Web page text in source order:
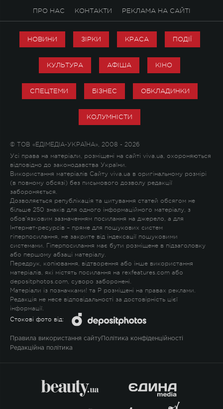
ПРО НАС КОНТАКТИ РЕКЛАМА НА САЙТІ
НОВИНИ ЗІРКИ КРАСА ПОДІЇ
КУЛЬТУРА АФІША КІНО
СПЕЦТЕМИ БІЗНЕС ОБКЛАДИНКИ
КОЛУМНІСТИ
© ТОВ «ЕДІМЕДІА-УКРАЇНА», 2008 - 2026
Усі права на матеріали, розміщені на сайті viva.ua, охороняються
відповідно до законодавства України.
Використання матеріалів Сайту viva.ua в оригінальному розмірі
(в повному обсязі) без письмового дозволу редакції
забороняється.
Дозволяється републікація та цитування статей обсягом не
більше 250 знаків для одного інформаційного матеріалу, з
обов'язковим зазначенням посилання на джерело, а для
Інтернет-ресурсів – пряме для пошукових систем
гіперпосилання, не закрите від індексації пошуковими
системами. Гіперпосилання має бути розміщене в підзаголовку
або першому абзаці матеріалу.
Передрук, копіювання, відтворення або інше використання
матеріалів, які містять посилання на rexfeatures.com або
depositphotos.com, суворо заборонені.
Матеріали із позначками! та P розміщені на правах реклами.
Редакція не несе відповідальності за достовірність цієї
інформації.
Стокові фото від:
Правила використання сайту Політика конфіденційності
Редакційна політика